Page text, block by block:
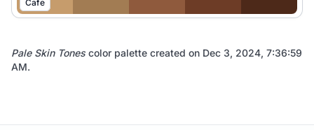
Cafe
Pale Skin Tones color palette created on Dec 3, 2024, 7:36:59
AM.